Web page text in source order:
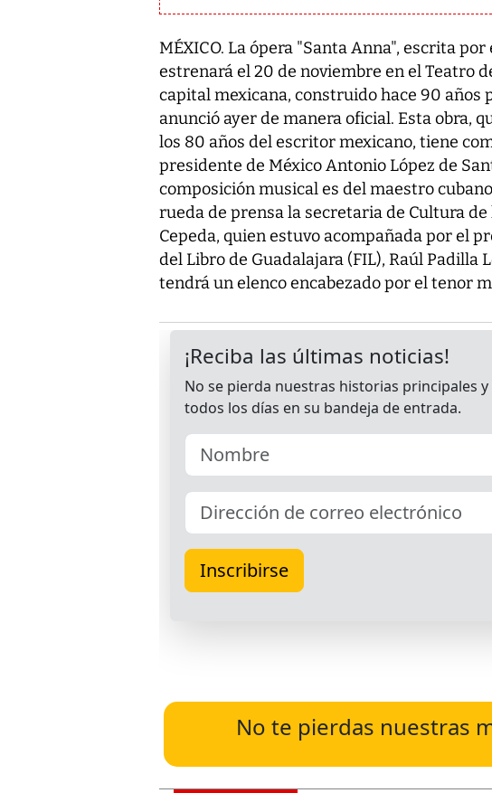
MÉXICO. La ópera "Santa Anna", escrita
estrenará el 20 de noviembre en el Teatro
capital mexicana, construido hace 90 años
anunció ayer de manera oficial. Esta obra,
los 80 años del escritor mexicano, tiene
presidente de México Antonio López de
composición musical es del maestro
rueda de prensa la secretaria de Cultura
Cepeda, quien estuvo acompañada por el
del Libro de Guadalajara (FIL), Raúl Padilla
tendrá un elenco encabezado por el tenor
No te pierdas nuestras